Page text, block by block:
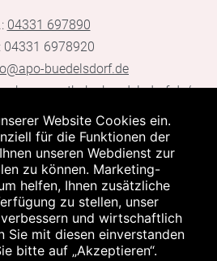
04331 697890
04331 6978920
buedelsdorf.de
apotheke-buedelsdorf.de/
- APOTHEKE IM RONDO
Ahlmannkai 2
Büdelsdorf
Website Cookies ein.
für die Funktionen der
unseren Webdienst zur
zu können. Marketing-
helfen, Ihnen zusätzliche
zu stellen, unser
und wirtschaftlich
Sie mit diesen einverstanden
bitte auf „Akzeptieren“.